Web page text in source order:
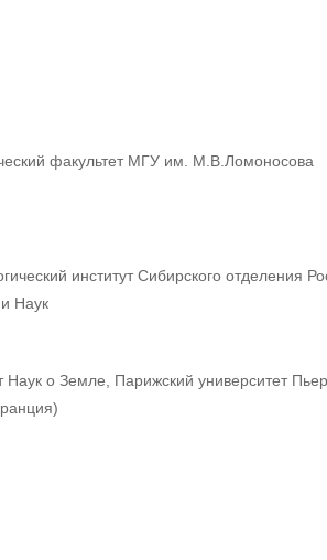
факультет МГУ им. М.В.Ломоносова
институт Сибирского отделения
Наук
Наук о Земле, Парижский университет